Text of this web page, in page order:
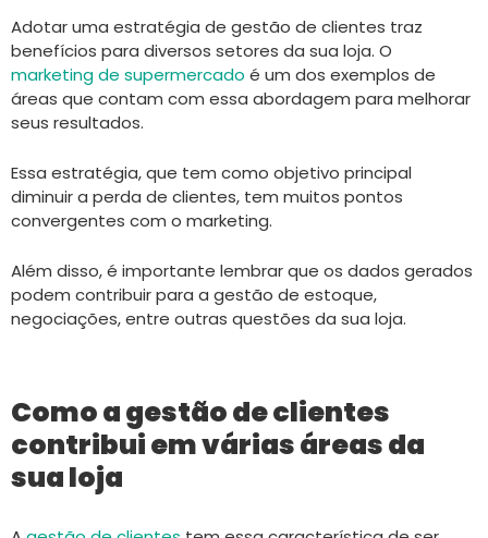
Adotar uma estratégia de gestão de clientes traz
benefícios para diversos setores da sua loja. O
marketing de supermercado é um dos exemplos de
áreas que contam com essa abordagem para melhorar
seus resultados.
Essa estratégia, que tem como objetivo principal
diminuir a perda de clientes, tem muitos pontos
convergentes com o marketing.
Além disso, é importante lembrar que os dados gerados
podem contribuir para a gestão de estoque,
negociações, entre outras questões da sua loja.
Como a gestão de clientes
contribui em várias áreas da
sua loja